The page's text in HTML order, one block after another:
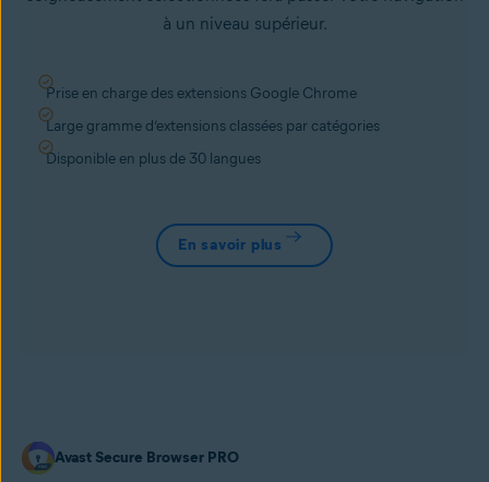
à un niveau supérieur.
Prise en charge des extensions Google Chrome
Large gramme d’extensions classées par catégories
Disponible en plus de 30 langues
En savoir plus
Avast Secure Browser PRO